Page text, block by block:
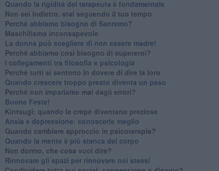
​Quando la rigidità del terapeuta è fondamentale
​Non sei indietro, stai seguendo il tuo tempo
​Perché abbiamo bisogno di Sanremo?
​Maschilismo inconsapevole
​La donna può scegliere di non essere madre!
​Perché abbiamo così bisogno di supereroi?
​I collegamenti tra filosofia e psicologia
​Perché tutti si sentono in dovere di dire la loro
​Quando crescere troppo presto diventa un peso
​Perché non impariamo mai dagli errori?
​Buone Feste!
​Kintsugi: quando le crepe diventano preziose
Ansia e depressione: conoscerle meglio
Quando cambiare approccio in psicoterapia?
​Quando la mente è più stanca del corpo
Non dormo, che cosa vuol dire?
​Rinnovare gli spazi per rinnovare noi stessi